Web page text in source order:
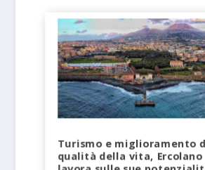
Turismo e miglioramento
qualità della vita, Ercolano